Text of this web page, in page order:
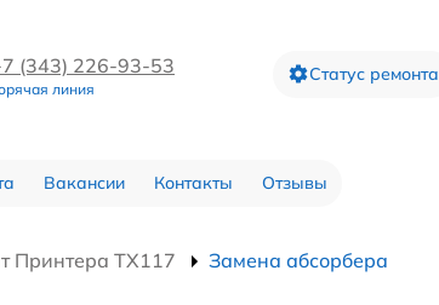
(343) 226-93-53
линия
Статус ремонта
Вакансии Контакты Отзывы
Принтера TX117 Замена абсорбера